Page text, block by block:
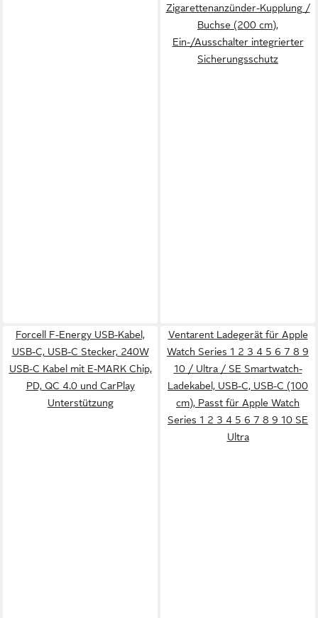
Zigarettenanzünder-Kupplung /
Buchse (200 cm),
Ein-/Ausschalter integrierter
Sicherungsschutz
Forcell F-Energy USB-Kabel,
USB-C, USB-C Stecker, 240W
USB-C Kabel mit E-MARK Chip,
PD, QC 4.0 und CarPlay
Unterstützung
Ventarent Ladegerät für Apple
Watch Series 1 2 3 4 5 6 7 8 9
10 / Ultra / SE Smartwatch-
Ladekabel, USB-C, USB-C (100
cm), Passt für Apple Watch
Series 1 2 3 4 5 6 7 8 9 10 SE
Ultra